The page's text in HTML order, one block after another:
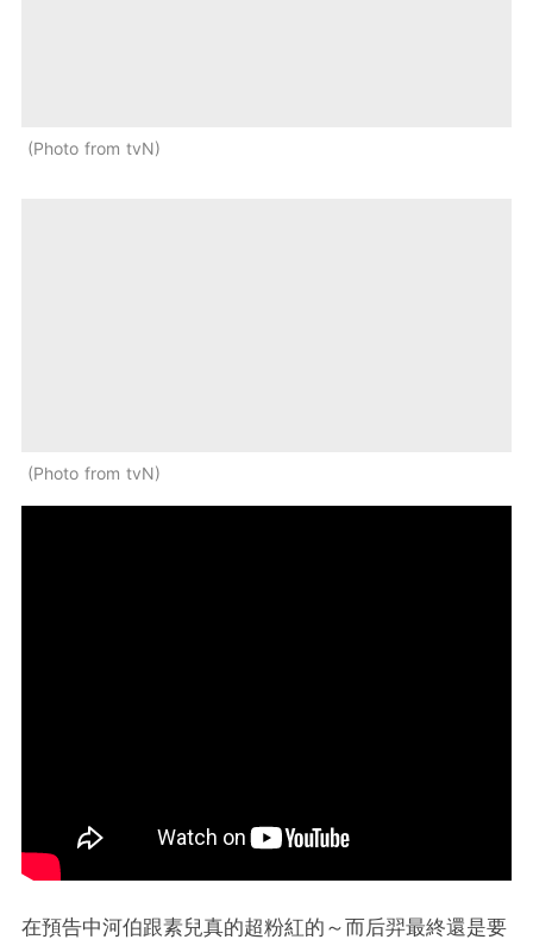
Photo from tvN
Photo from tvN
在預告中河伯跟素兒真的超粉紅的～而后羿最終還是要